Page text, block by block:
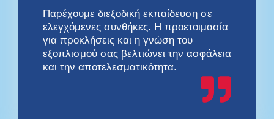
Παρέχουμε διεξοδική εκπαίδευση σε
ελεγχόμενες συνθήκες. Η προετοιμασία
για προκλήσεις και η γνώση του
εξοπλισμού σας βελτιώνει την ασφάλεια
και την αποτελεσματικότητα.